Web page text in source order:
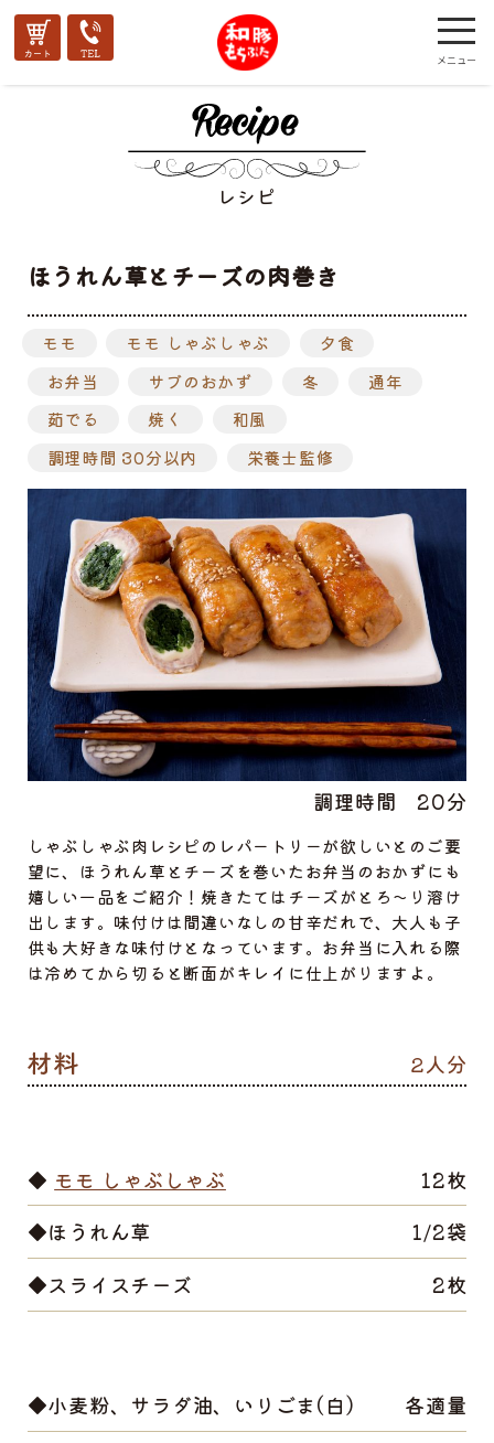
レシピ
ほうれん草とチーズの肉巻き
モモ モモ しゃぶしゃぶ
夕食
お弁当
サブのおかず 冬
通年
茹でる
焼く
和風
調理時間 30分以内
栄養士監修
調理時間20分
しゃぶしゃぶ肉レシピのレパートリーが欲しいとのご要
望に、ほうれん草とチーズを巻いたお弁当のおかずにも
嬉しい一品をご紹介！焼きたてはチーズがとろ〜り溶け
出します。味付けは間違いなしの甘辛だれで、大人も子
供も大好きな味付けとなっています。お弁当に入れる際
は冷めてから切ると断面がキレイに仕上がりますよ。
2人分
◆ モモ しゃぶしゃぶ
12枚
◆ほうれん草
1/2袋
◆スライスチーズ
2枚
◆小麦粉、サラダ油、いりごま(白) 各適量